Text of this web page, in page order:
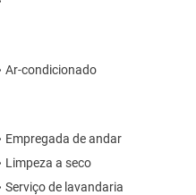
Ar-condicionado
Empregada de andar
Limpeza a seco
Serviço de lavandaria